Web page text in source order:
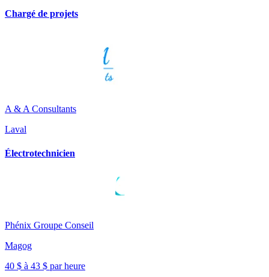
Chargé de projets
A & A Consultants
Laval
Électrotechnicien
Phénix Groupe Conseil
Magog
40 $ à 43 $ par heure